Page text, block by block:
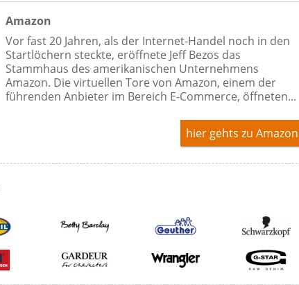
Amazon
Vor fast 20 Jahren, als der Internet-Handel noch in den
Startlöchern steckte, eröffnete Jeff Bezos das
Stammhaus des amerikanischen Unternehmens
Amazon. Die virtuellen Tore von Amazon, einem der
führenden Anbieter im Bereich E-Commerce, öffneten...
hier gehts zu Amazon